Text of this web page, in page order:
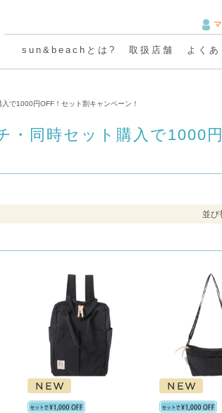
sun&beachとは? 取扱店舗 よくあ
で1000円OFF！セット割キャンペーン！
・同時セット購入で1000
並び